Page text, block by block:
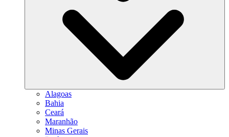
Alagoas
Bahia
Ceará
Maranhão
Minas Gerais